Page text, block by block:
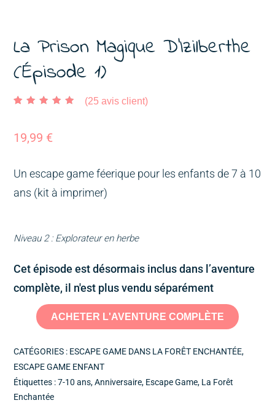
La Prison Magique D’Izilberthe
(épisode 1)
(25 avis client)
19,99 €
Un escape game féerique pour les enfants de 7 à 10
ans (kit à imprimer)
Niveau 2 : Explorateur en herbe
Cet épisode est désormais inclus dans l’aventure
complète, il n'est plus vendu séparément
ACHETER L'AVENTURE COMPLÈTE
CATÉGORIES : ESCAPE GAME DANS LA FORÊT ENCHANTÉE,
ESCAPE GAME ENFANT
Étiquettes :7-10 ans,Anniversaire, Escape Game, La Forêt
Enchantée